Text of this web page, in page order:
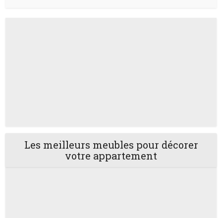
Les meilleurs meubles pour décorer
votre appartement